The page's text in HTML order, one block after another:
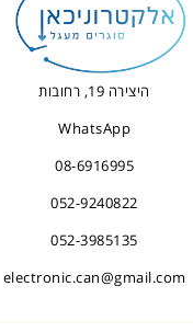
היצירה 19, רחובות
WhatsApp
08-6916995
052-9240822
052-3985135
electronic.can@gmail.com